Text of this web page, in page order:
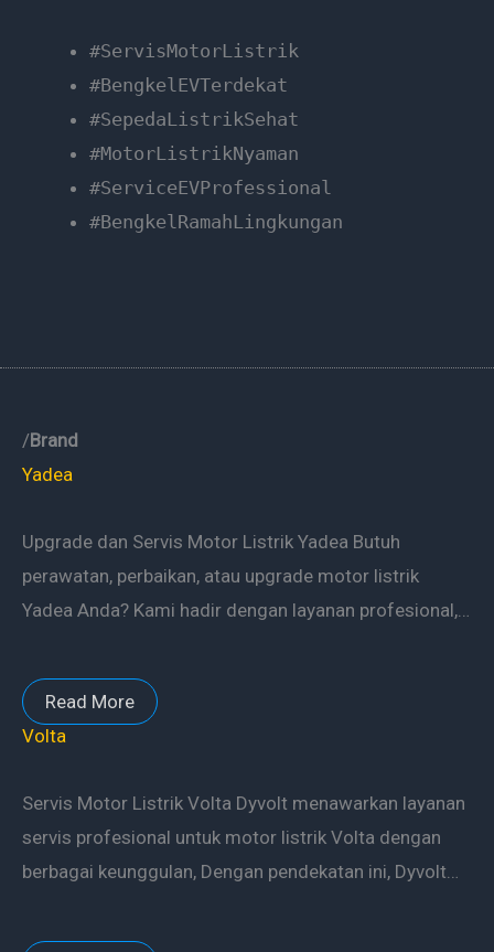
#ServisMotorListrik
#BengkelEVTerdekat
#SepedaListrikSehat
#MotorListrikNyaman
#ServiceEVProfessional
#BengkelRamahLingkungan
/Brand
Yadea
Upgrade dan Servis Motor Listrik Yadea Butuh
perawatan, perbaikan, atau upgrade motor listrik
Yadea Anda? Kami hadir dengan layanan profesional,…
Read More
Volta
Servis Motor Listrik Volta Dyvolt menawarkan layanan
servis profesional untuk motor listrik Volta dengan
berbagai keunggulan, Dengan pendekatan ini, Dyvolt…